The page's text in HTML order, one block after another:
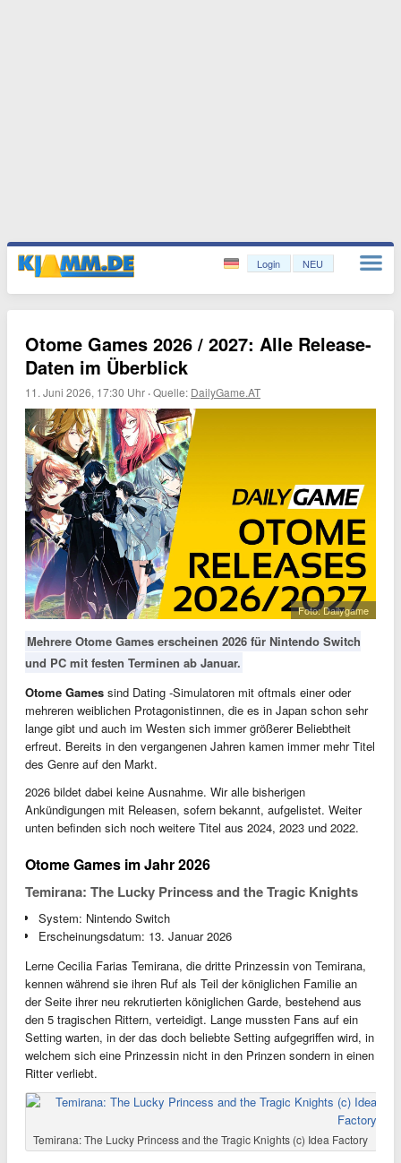
Login NEU
Otome Games 2026 / 2027: Alle Release-
Daten im Überblick
11. Juni 2026, 17:30 Uhr ·Quelle: DailyGame.AT
Foto: Dailygame
Mehrere Otome Games erscheinen 2026 für Nintendo Switch
und PC mit festen Terminen ab Januar.
Otome Games sind Dating -Simulatoren mit oftmals einer oder
mehreren weiblichen Protagonistinnen, die es in Japan schon sehr
lange gibt und auch im Westen sich immer größerer Beliebtheit
erfreut. Bereits in den vergangenen Jahren kamen immer mehr Titel
des Genre auf den Markt.
2026 bildet dabei keine Ausnahme. Wir alle bisherigen
Ankündigungen mit Releasen, sofern bekannt, aufgelistet. Weiter
unten befinden sich noch weitere Titel aus 2024, 2023 und 2022.
Otome Games im Jahr 2026
Temirana: The Lucky Princess and the Tragic Knights
System: Nintendo Switch
Erscheinungsdatum: 13. Januar 2026
Lerne Cecilia Farias Temirana, die dritte Prinzessin von Temirana,
kennen während sie ihren Ruf als Teil der königlichen Familie an
der Seite ihrer neu rekrutierten königlichen Garde, bestehend aus
den 5 tragischen Rittern, verteidigt. Lange mussten Fans auf ein
Setting warten, in der das doch beliebte Setting aufgegriffen wird, in
welchem sich eine Prinzessin nicht in den Prinzen sondern in einen
Ritter verliebt.
Temirana: The Lucky Princess and the Tragic Knights (c) Idea Factory